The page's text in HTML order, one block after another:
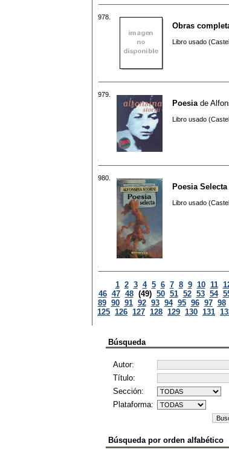
978.
Obras
Libro usado
979.
Poesia de
Libro usado
980.
Poesia Selecta
Libro usado
1 2 3 4 5 6 7 8 9 10 11
46 47 48 (49) 50 51 52 53 54
89 90 91 92 93 94 95 96 97 98
125 126 127 128 129 130 131
Búsqueda
Autor:
Título:
Sección:
Plataforma:
Búsqueda por orden alfabético